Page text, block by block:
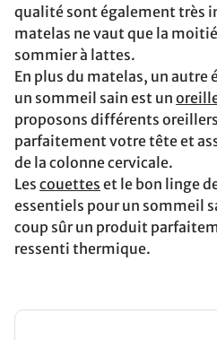
qualité sont également très
matelas ne vaut que la
sommier à lattes.
En plus du matelas, un
un sommeil sain est un
proposons différents
parfaitement votre tête et
de la colonne cervicale.
Les couettes et le bon linge
essentiels pour un sommeil
coup sûr un produit
ressenti thermique.